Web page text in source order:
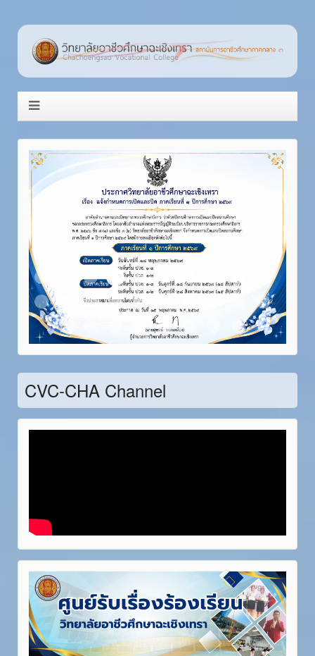
Item 2Item 3Item 4Item 5Item 6 Item 9Item 10
Item 11 Item 12Item 13Item 14 Item 19Item 20
Item 23Item 24Item 25 Item 27Item 28
CVC-CHA Channel